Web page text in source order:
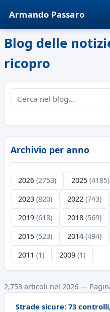
Armando Passaro
Blog delle
ricopro
Archivio per anno
2026 (2753) 2025 (4185)
2023 (820) 2022 (743)
2019 (618) 2018 (569)
2015 (523) 2014 (494)
2011 (1) 2009 (1)
2,753 articoli nel 2026 —
Strade sicure: 73